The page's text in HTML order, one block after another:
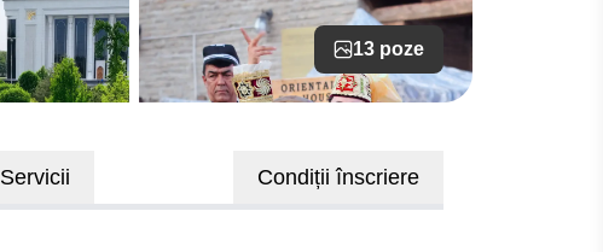
13 poze
Servicii Condiții înscriere